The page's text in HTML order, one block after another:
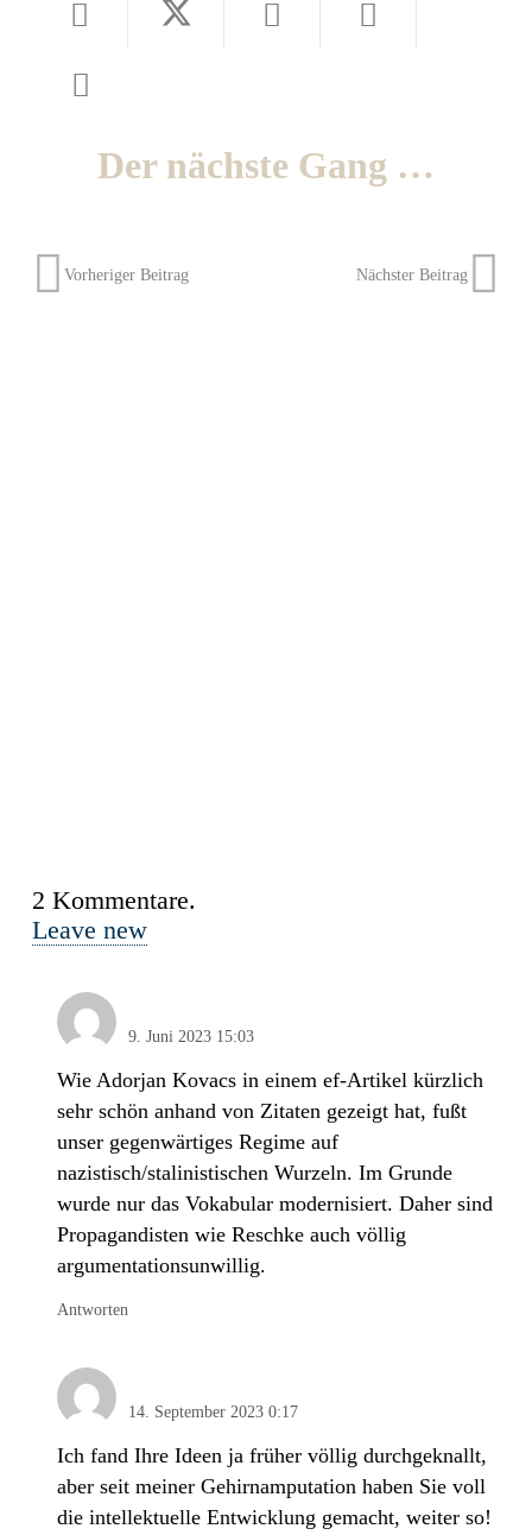
Der nächste Gang …
Vorheriger Beitrag Nächster Beitrag
2 Kommentare.
Leave new
9. Juni 2023 15:03
Wie Adorjan Kovacs in einem ef-Artikel kürzlich
sehr schön anhand von Zitaten gezeigt hat, fußt
unser gegenwärtiges Regime auf
nazistisch/stalinistischen Wurzeln. Im Grunde
wurde nur das Vokabular modernisiert. Daher sind
Propagandisten wie Reschke auch völlig
argumentationsunwillig.
Antworten
14. September 2023 0:17
Ich fand Ihre Ideen ja früher völlig durchgeknallt,
aber seit meiner Gehirnamputation haben Sie voll
die intellektuelle Entwicklung gemacht, weiter so!